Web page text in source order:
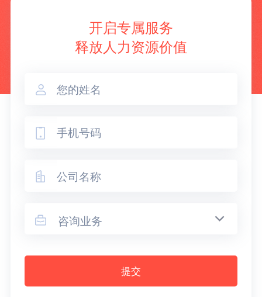
开启专属服务
释放人力资源价值



 咨询业务
提交